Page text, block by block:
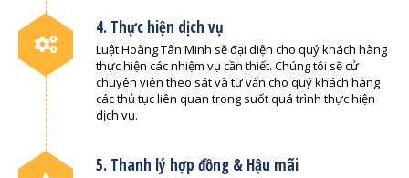
4. Thực hiện dịch vụ
Luật Hoàng Tân Minh sẽ đại diện cho quý khách hàng
thực hiện các nhiệm vụ cần thiết. Chúng tôi sẽ cử
chuyên viên theo sát và tư vấn cho quý khách hàng
các thủ tục liên quan trong suốt quá trình thực hiện
dịch vụ.
5. Thanh lý hợp đồng & Hậu mãi